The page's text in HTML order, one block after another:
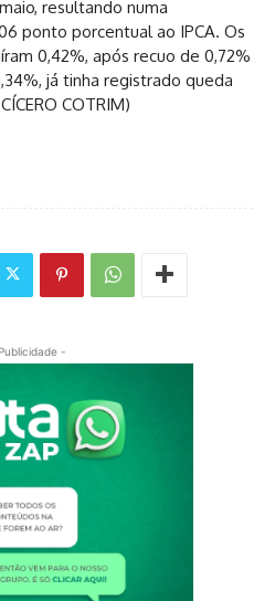
resultando numa
ponto porcentual ao IPCA. Os
0,42%, após recuo de 0,72%
já tinha registrado queda
COTRIM)
-